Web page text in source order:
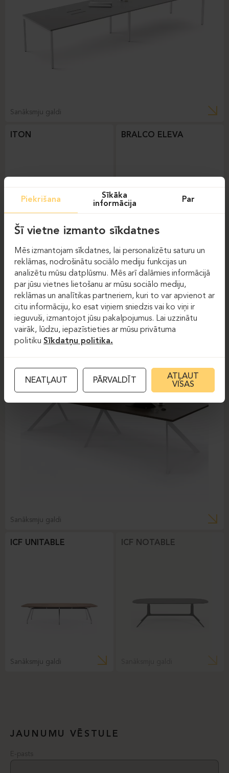
Sanāksmju galdi
ITON
Sanāksmju galdi
BRALCO ELEVA
Sanāksmju galdi
MARO AXY
Sanāksmju galdi
ICF UNITABLE
Sanāksmju galdi
ICF NOTABLE
JAUNUMU VĒSTULE
E-pasts
Piekrišana
Sīkāka
informācija
Par
Šī vietne izmanto sīkdatnes
Mēs izmantojam sīkdatnes, lai personalizētu saturu un
reklāmas, nodrošinātu sociālo mediju funkcijas un
analizētu mūsu datplūsmu. Mēs arī dalāmies informācijā
par jūsu vietnes lietošanu ar mūsu sociālo mediju,
reklāmas un analītikas partneriem, kuri to var apvienot ar
citu informāciju, ko esat viņiem sniedzis vai ko viņi ir
ieguvuši, izmantojot jūsu pakalpojumus. Lai uzzinātu
vairāk, lūdzu, iepazīstieties ar mūsu privātuma
politiku Sīkdatņu politika.
NEATĻAUT PĀRVALDĪT
ATĻAUT
VISAS